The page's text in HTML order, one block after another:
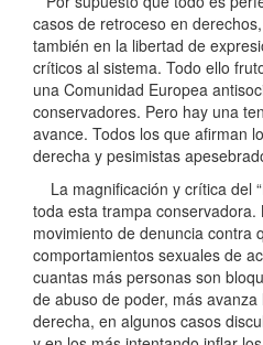
casos de retroceso en
también en la libertad de
críticos al sistema. Todo ello
una Comunidad Europea
conservadores. Pero hay una
avance. Todos los que afirman
derecha y pesimistas
La magnificación y crítica del
toda esta trampa conservadora.
movimiento de denuncia contra
comportamientos sexuales de
cuantas más personas son
de abuso de poder, más
derecha, en algunos casos